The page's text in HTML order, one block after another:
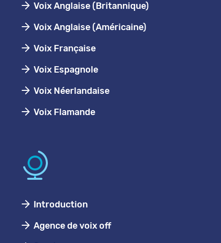
Voix Anglaise (Britannique)
Voix Anglaise (Américaine)
Voix Française
Voix Espagnole
Voix Néerlandaise
Voix Flamande
Introduction
Agence de voix off